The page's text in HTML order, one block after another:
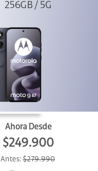
256GB / 5G
Ahora Desde
$249.900
Antes: $279.990